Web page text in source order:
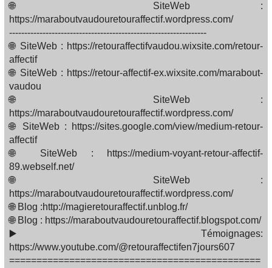
🌐 SiteWeb :
https://maraboutvaudouretouraffectif.wordpress.com/
-----------------------------------------------------------------
🌐 SiteWeb : https://retouraffectifvaudou.wixsite.com/retour-
affectif
🌐 SiteWeb : https://retour-affectif-ex.wixsite.com/marabout-
vaudou
🌐 SiteWeb :
https://maraboutvaudouretouraffectif.wordpress.com/
🌐 SiteWeb : https://sites.google.com/view/medium-retour-
affectif
🌐 SiteWeb : https://medium-voyant-retour-affectif-
89.webself.net/
🌐 SiteWeb :
https://maraboutvaudouretouraffectif.wordpress.com/
🌐 Blog :http://magieretouraffectif.unblog.fr/
🌐 Blog : https://maraboutvaudouretouraffectif.blogspot.com/
▶️ Témoignages:
https://www.youtube.com/@retouraffectifen7jours607
==============================================